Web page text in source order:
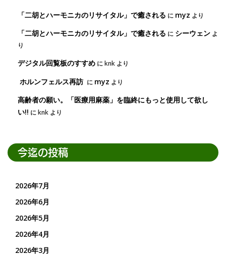
「二胡とハーモニカのリサイタル」で癒される に myz より
「二胡とハーモニカのリサイタル」で癒される に シーウェン よ
り
デジタル回覧板のすすめ にknk より
ホルンフェルス再訪 に myz より
高齢者の願い。「医療用麻薬」を臨終にもっと使用して欲し
い!! にknk より
今迄の投稿
2026年7月
2026年6月
2026年5月
2026年4月
2026年3月